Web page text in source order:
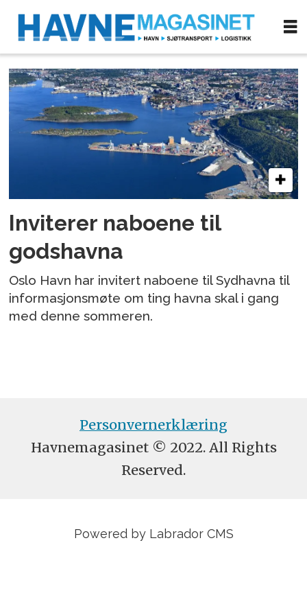
Tag:
støyforunrensing
Inviterer naboene til
godshavna
Oslo Havn har invitert naboene til Sydhavna til
informasjonsmøte om ting havna skal i gang
med denne sommeren.
Personvernerklæring
Havnemagasinet © 2022. All Rights
Reserved.
Powered by Labrador CMS